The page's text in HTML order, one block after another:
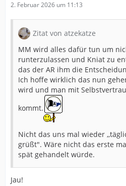
2. Februar 2026 um 11:13
Zitat von atzekatze
MM wird alles dafür tun um
runterzulassen und Kniat zu
das der AR ihm die
Ich hoffe wirklich das nun
wird und man mit
kommt.
Nicht das uns mal wieder
grüßt". Wäre nicht das erste
spät gehandelt würde.
Jau!